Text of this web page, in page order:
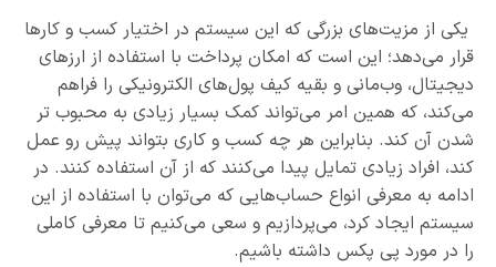
یکی از مزیت‌های بزرگی که این سیستم در اختیار کسب و کارها
قرار می‌دهد؛ این است که امکان پرداخت با استفاده از ارزهای
دیجیتال، وب‌مانی و بقیه کیف پول‌های الکترونیکی را فراهم
می‌کند، که همین امر می‌تواند کمک بسیار زیادی به محبوب تر
شدن آن کند. بنابراین هر چه کسب و کاری بتواند پیش رو عمل
کند، افراد زیادی تمایل پیدا می‌کنند که از آن استفاده کنند. در
ادامه به معرفی انواع حساب‌هایی که می‌توان با استفاده از این
سیستم ایجاد کرد، می‌پردازیم و سعی می‌کنیم تا معرفی کاملی
را در مورد پی پکس داشته باشیم.